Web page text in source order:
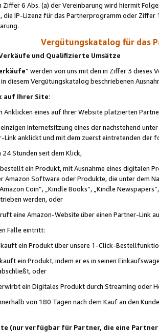
Ziffer 6 Abs. (a) der Vereinbarung wird hiermit
die IP-Lizenz für das Partnerprogramm oder
Vergütungskatalog für das
und Qualifizierte Umsätze
“ werden von uns mit den in Ziffer 3
diesem Vergütungskatalog beschriebenen
auf Ihrer Site:
Anklicken eines auf Ihrer Website platzierten
Internetsitzung eines der nachstehend
Link anklickt und mit dem zuerst eintretenden der
Stunden seit dem Klick,
ein Produkt, mit Ausnahme eines digitalen
Amazon Software oder Produkte, die unter dem
Coin“, „Kindle Books“, „Kindle
werden, oder
eine Amazon-Website über einen Partner-Link
Fälle eintritt:
ein Produkt über unsere 1-Click-
ein Produkt, indem er es in seinen
oder
ein Digitales Produkt durch Streaming oder
von 180 Tagen nach dem Kauf an den
(nur verfügbar für Partner, die eine